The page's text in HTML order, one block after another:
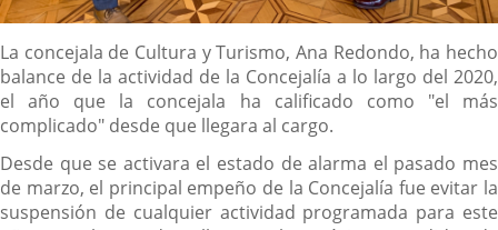
Descripción
La concejala de Cultura y Turismo, Ana Redondo, ha hecho
balance de la actividad de la Concejalía a lo largo del 2020,
el año que la concejala ha calificado como "el más
complicado" desde que llegara al cargo.
Desde que se activara el estado de alarma el pasado mes
de marzo, el principal empeño de la Concejalía fue evitar la
suspensión de cualquier actividad programada para este